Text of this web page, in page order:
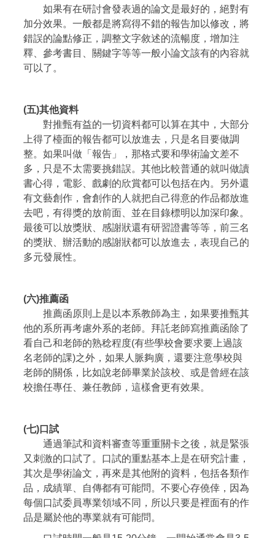
如果有在研討會發表過的論文是最好的，絕對有
加分效果。一般都是將寫得不錯的報告加以修改，將
錯誤的論點修正，調整文字敘述的流暢度，增加注
釋、參考書目、關鍵字等等一般小論文該有的內容就
可以了。
(五)其他資料
對推甄有益的一切資料都可以算在其中，大部分
上得了檯面的報告都可以放進去，只是名目要做調
整。如果叫做「報告」，那格式要和學術論文差不
多，只是不太需要挑錯誤。其他比較普通的就叫做讀
書心得，電影、戲劇的欣賞都可以包括在內。另外還
有文藝創作，會創作的人就把自己得意的作品都放進
去吧，有得獎的放前面、並在目錄標明以加深印象。
最後可以放獎狀、感謝狀還有研習證書等等，前三名
的獎狀、辦活動的感謝狀都可以放進去，表現自己的
多元發展性。
(六)推薦函
推薦函原則上是以本系教師為主，如果要推甄其
他的系所再考慮外系的老師。拜託老師寫推薦函除了
看自己和老師的熟稔程度(有些學校會要求要上過該
名老師的課)之外，如果人脈夠廣，還要注意學校與
老師的關係，比如說老師畢業於該校、或是曾經在該
校擔任專任、兼任教師，這樣會更有效果。
(七)口試
通過筆試和資料審查等重重關卡之後，就是緊張
又刺激的口試了。口試的重點基本上是在研究計畫，
其次是學術論文，再來是其他附的資料，包括各類作
品，成績單、自傳都有可能問。不要心存僥倖，因為
每個口試委員專業領域不同，所以只要是裡面有的作
品是屬於他的專業就有可能問。